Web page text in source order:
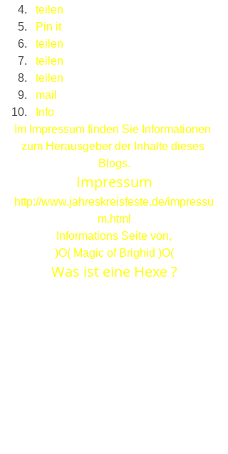
teilen
Pin it
teilen
teilen
teilen
mail
Info
Im Impressum finden Sie Informationen
zum Herausgeber der Inhalte dieses
Blogs.
Impressum
http://www.jahreskreisfeste.de/impressu
m.html
Informations Seite von,
)O( Magic of Brighid )O(
Was ist eine Hexe ?